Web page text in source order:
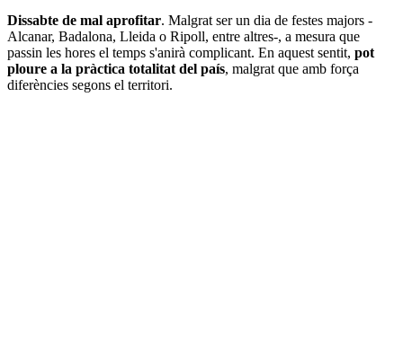
Dissabte de mal aprofitar. Malgrat ser un dia de festes majors -
Alcanar, Badalona, Lleida o Ripoll, entre altres-, a mesura que
passin les hores el temps s'anirà complicant. En aquest sentit, pot
ploure a la pràctica totalitat del país, malgrat que amb força
diferències segons el territori.